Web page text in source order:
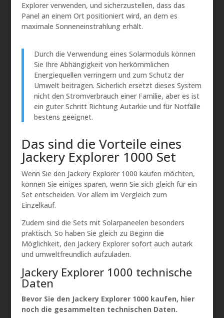
Explorer verwenden, und sicherzustellen, dass das
Panel an einem Ort positioniert wird, an dem es
maximale Sonneneinstrahlung erhält.
Durch die Verwendung eines Solarmoduls können
Sie Ihre Abhängigkeit von herkömmlichen
Energiequellen verringern und zum Schutz der
Umwelt beitragen. Sicherlich ersetzt dieses System
nicht den Stromverbrauch einer Familie, aber es ist
ein guter Schritt Richtung Autarkie und für Notfälle
bestens geeignet.
Das sind die Vorteile eines
Jackery Explorer 1000 Set
Wenn Sie den Jackery Explorer 1000 kaufen möchten,
können Sie einiges sparen, wenn Sie sich gleich für ein
Set entscheiden. Vor allem im Vergleich zum
Einzelkauf.
Zudem sind die Sets mit Solarpaneelen besonders
praktisch. So haben Sie gleich zu Beginn die
Möglichkeit, den Jackery Explorer sofort auch autark
und umweltfreundlich aufzuladen.
Jackery Explorer 1000 technische
Daten
Bevor Sie den Jackery Explorer 1000 kaufen, hier
noch die gesammelten technischen Daten.